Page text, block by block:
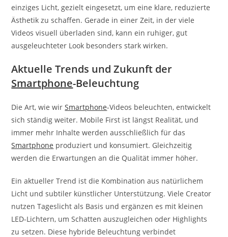
einziges Licht, gezielt eingesetzt, um eine klare, reduzierte
Ästhetik zu schaffen. Gerade in einer Zeit, in der viele
Videos visuell überladen sind, kann ein ruhiger, gut
ausgeleuchteter Look besonders stark wirken.
Aktuelle Trends und Zukunft der
Smartphone-Beleuchtung
Die Art, wie wirSmartphone-Videos beleuchten, entwickelt
sich ständig weiter. Mobile First ist längst Realität, und
immer mehr Inhalte werden ausschließlich für das
Smartphone produziert und konsumiert. Gleichzeitig
werden die Erwartungen an die Qualität immer höher.
Ein aktueller Trend ist die Kombination aus natürlichem
Licht und subtiler künstlicher Unterstützung. Viele Creator
nutzen Tageslicht als Basis und ergänzen es mit kleinen
LED-Lichtern, um Schatten auszugleichen oder Highlights
zu setzen. Diese hybride Beleuchtung verbindet